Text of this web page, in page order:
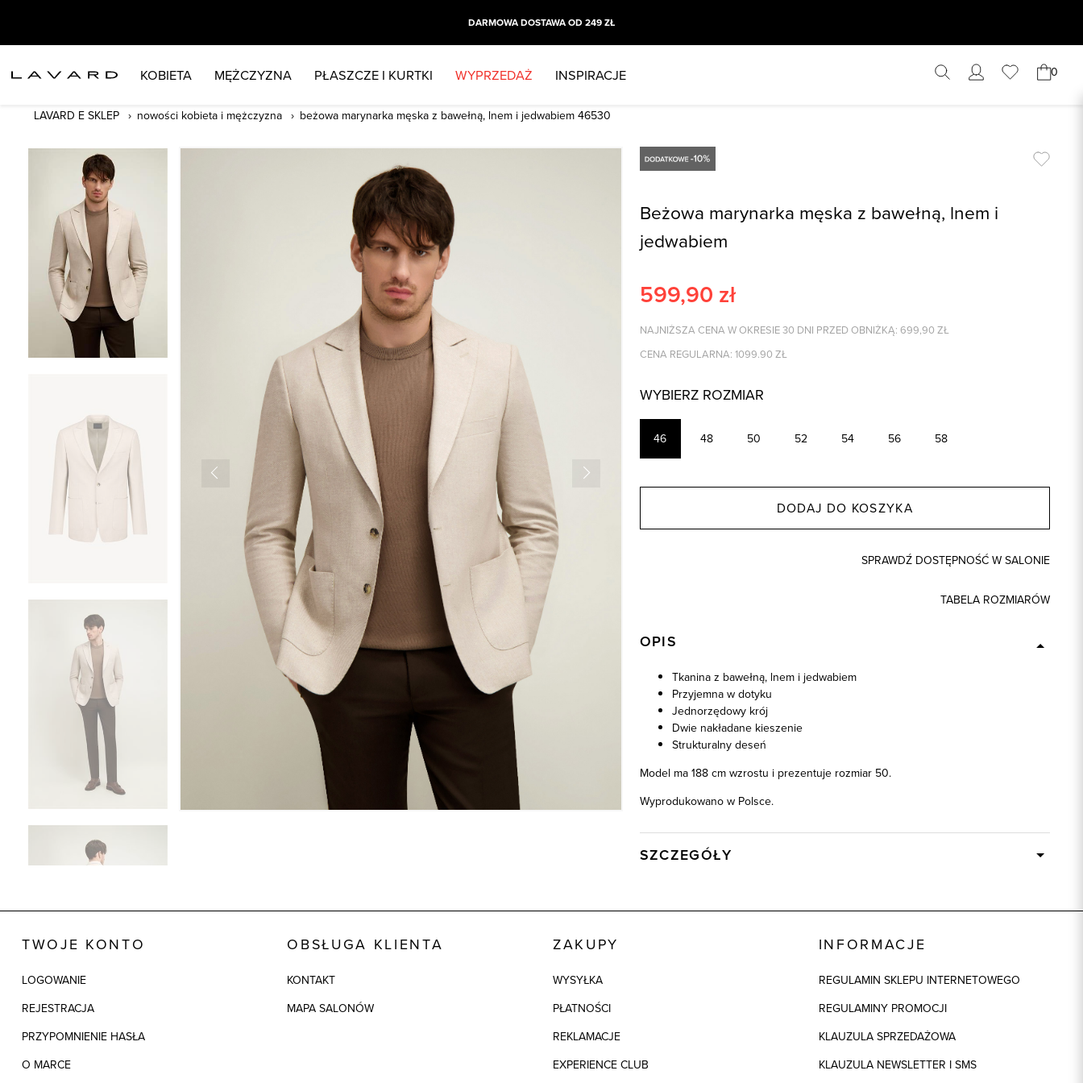
DARMOWA DOSTAWA OD 249 ZŁ
KOBIETA MĘŻCZYZNA PŁASZCZE I KURTKI WYPRZEDAŻ INSPIRACJE 0
LAVARD E SKLEP nowości kobieta i mężczyzna beżowa marynarka męska z bawełną, lnem i jedwabiem 46530
Beżowa marynarka męska z bawełną, lnem i
jedwabiem
599,90 zł
NAJNIŻSZA CENA W OKRESIE 30 DNI PRZED OBNIŻKĄ: 699,90 ZŁ
CENA REGULARNA: 1099.90 ZŁ
WYBIERZ ROZMIAR
46 48 50 52 54 56 58
DODAJ DO KOSZYKA
SPRAWDŹ DOSTĘPNOŚĆ W SALONIE
TABELA ROZMIARÓW
OPIS
Tkanina z bawełną, lnem i jedwabiem
Przyjemna w dotyku
Jednorzędowy krój
Dwie nakładane kieszenie
Strukturalny deseń
Model ma 188 cm wzrostu i prezentuje rozmiar 50.
Wyprodukowano w Polsce.
SZCZEGÓŁY
Kod produktu:
46530
37% Bawełna, 30% Len, 14% Poliester,
12% Jedwab, 6% Wiskoza, 1% Elastan
1: 100% Acetat, 2: 94% Poliester, 2: 6%
TWOJE KONTO
LOGOWANIE
REJESTRACJA
PRZYPOMNIENIE HASŁA
O MARCE
OBSŁUGA KLIENTA
KONTAKT
MAPA SALONÓW
ZAKUPY
WYSYŁKA
PŁATNOŚCI
REKLAMACJE
EXPERIENCE CLUB
INFORMACJE
REGULAMIN SKLEPU INTERNETOWEGO
REGULAMINY PROMOCJI
KLAUZULA SPRZEDAŻOWA
KLAUZULA NEWSLETTER I SMS